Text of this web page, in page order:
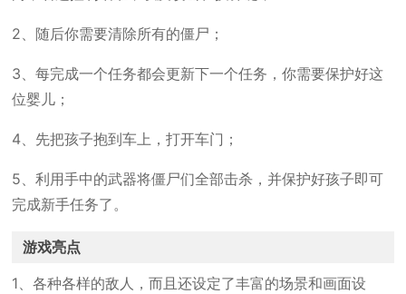
2、随后你需要清除所有的僵尸；
3、每完成一个任务都会更新下一个任务，你需要保护好这
位婴儿；
4、先把孩子抱到车上，打开车门；
5、利用手中的武器将僵尸们全部击杀，并保护好孩子即可
完成新手任务了。
游戏亮点
1、各种各样的敌人，而且还设定了丰富的场景和画面设